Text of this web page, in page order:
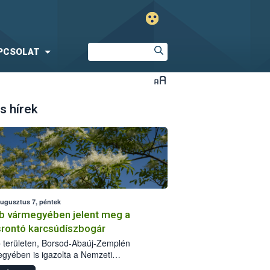
hírek
7, péntek
vármegyében jelent meg a
karcsúdíszbogár
területen, Borsod-Abaúj-Zemplén
is igazolta a Nemzeti
biztonsági Hivatal (Nébih) a